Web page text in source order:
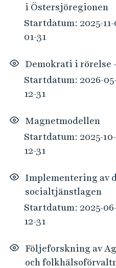
i Östersjöregionen
Startdatum: 2025-
01-31
Demokrati i rörelse
Startdatum: 2026-
12-31
Magnetmodellen
Startdatum: 2025-
12-31
Implementering av
socialtjänstlagen
Startdatum: 2025-
12-31
Följeforskning av
och